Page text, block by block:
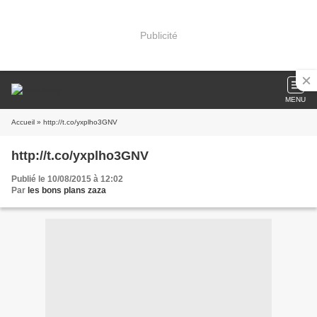
Publicité
MENU
Accueil » http://t.co/yxplho3GNV
http://t.co/yxplho3GNV
Publié le 10/08/2015 à 12:02
Par les bons plans zaza